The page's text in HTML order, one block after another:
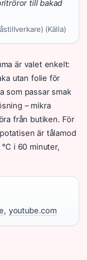
till bakad
(Källa)
är valet enkelt:
utan folie för
som passar smak
– mikra
från butiken. För
är tålamod
i 60 minuter,
, youtube.com